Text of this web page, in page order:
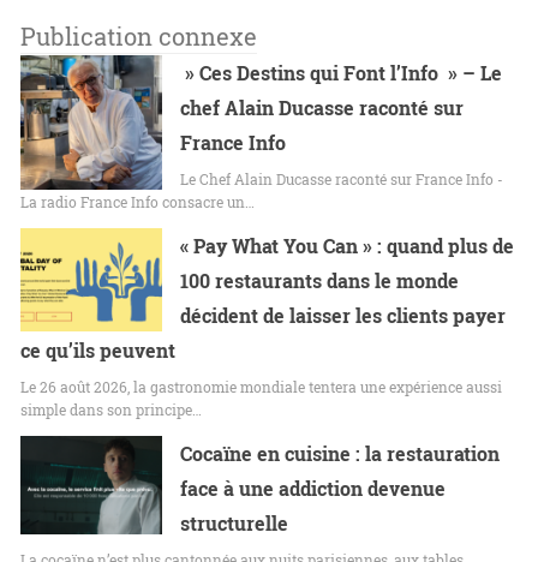
Publication connexe
» Ces Destins qui Font l’Info » – Le
chef Alain Ducasse raconté sur
France Info
Le Chef Alain Ducasse raconté sur France Info -
La radio France Info consacre un…
« Pay What You Can » : quand plus de
100 restaurants dans le monde
décident de laisser les clients payer
ce qu’ils peuvent
Le 26 août 2026, la gastronomie mondiale tentera une expérience aussi
simple dans son principe…
Cocaïne en cuisine : la restauration
face à une addiction devenue
structurelle